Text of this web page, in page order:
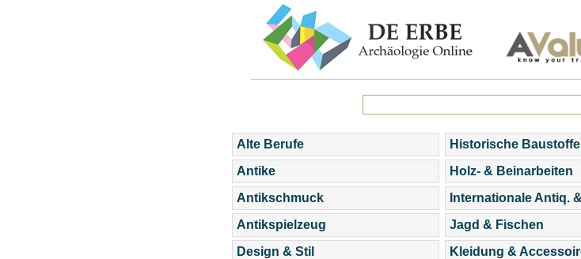
Alte Berufe
Antike
Antikschmuck
Antikspielzeug
Design & Stil
Historische Baustoffe
Holz- & Beinarbeiten
Internationale Antiq.
Jagd & Fischen
Kleidung &